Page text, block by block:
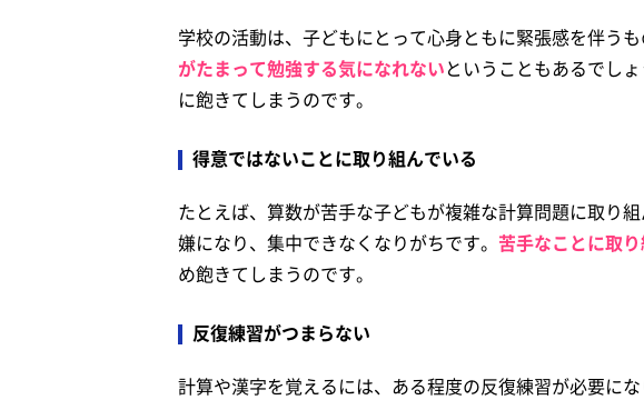
学校の活動は、子どもにとって心身ともに緊張感を伴う
がたまって勉強する気になれないということもあるでし
に飽きてしまうのです。
得意ではないことに取り組んでいる
たとえば、算数が苦手な子どもが複雑な計算問題に取り
嫌になり、集中できなくなりがちです。 苦手なことに取
め飽きてしまうのです。
反復練習がつまらない
計算や漢字を覚えるには、ある程度の反復練習が必要にな